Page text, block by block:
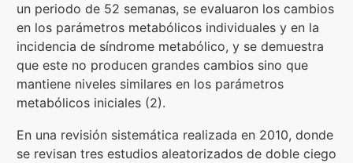
un periodo de 52 semanas, se evaluaron los cambios
en los parámetros metabólicos individuales y en la
incidencia de síndrome metabólico, y se demuestra
que este no producen grandes cambios sino que
mantiene niveles similares en los parámetros
metabólicos iniciales (2).
En una revisión sistemática realizada en 2010, donde
se revisan tres estudios aleatorizados de doble ciego